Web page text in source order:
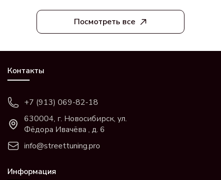
Посмотреть все
Контакты
+7 (913) 069-82-18
630004, г. Новосибирск, ул.
Фёдора Ивачёва , д. 6
info@streettuning.pro
Информация